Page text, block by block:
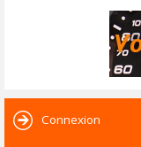
Connexion